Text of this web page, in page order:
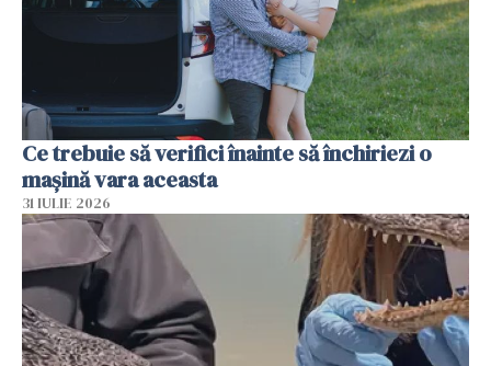
Ce trebuie să verifici înainte să închiriezi o
mașină vara aceasta
31 IULIE 2026